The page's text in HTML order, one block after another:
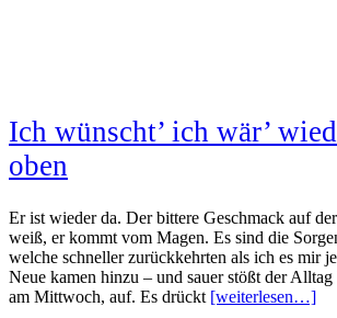
Ich wünscht’ ich wär’
oben
Er ist wieder da. Der bittere Geschmack auf
weiß, er kommt vom Magen. Es sind die
welche schneller zurückkehrten als ich es mir
Neue kamen hinzu – und sauer stößt der Alltag
am Mittwoch, auf. Es drückt [weiterlesen…]